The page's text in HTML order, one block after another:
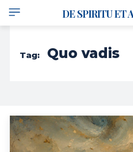
DE SPIRITU ET
Tag: Quo vadis